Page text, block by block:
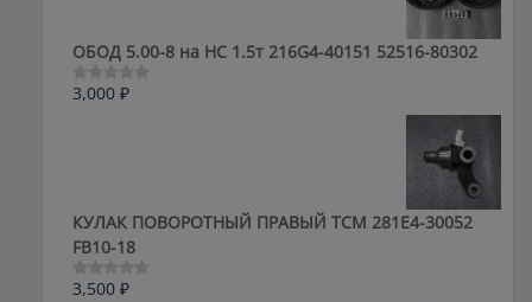
ОБОД 5.00-8 на HC 1.5т 216G4-40151 52516-80302
Оценка
3,000 ₽
КУЛАК ПОВОРОТНЫЙ ПРАВЫЙ ТСМ 281E4-30052
FB10-18
Оценка
3,500 ₽